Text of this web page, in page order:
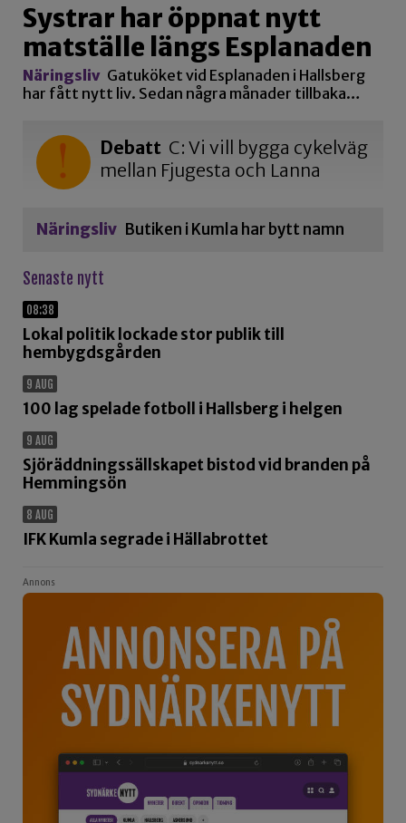
Systrar har öppnat nytt
matställe längs Esplanaden
Näringsliv Gatuköket vid Esplanaden i Hallsberg
har fått nytt liv. Sedan några månader tillbaka…
Debatt C: Vi vill bygga cykelväg
mellan Fjugesta och Lanna
Näringsliv Butiken i Kumla har bytt namn
Senaste nytt
08:38
Lokal politik lockade stor publik till
hembygdsgården
9 AUG
100 lag spelade fotboll i Hallsberg i helgen
9 AUG
Sjöräddningssällskapet bistod vid branden på
Hemmingsön
8 AUG
IFK Kumla segrade i Hällabrottet
Annons